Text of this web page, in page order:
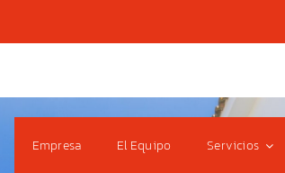
Empresa El Equipo Servicios